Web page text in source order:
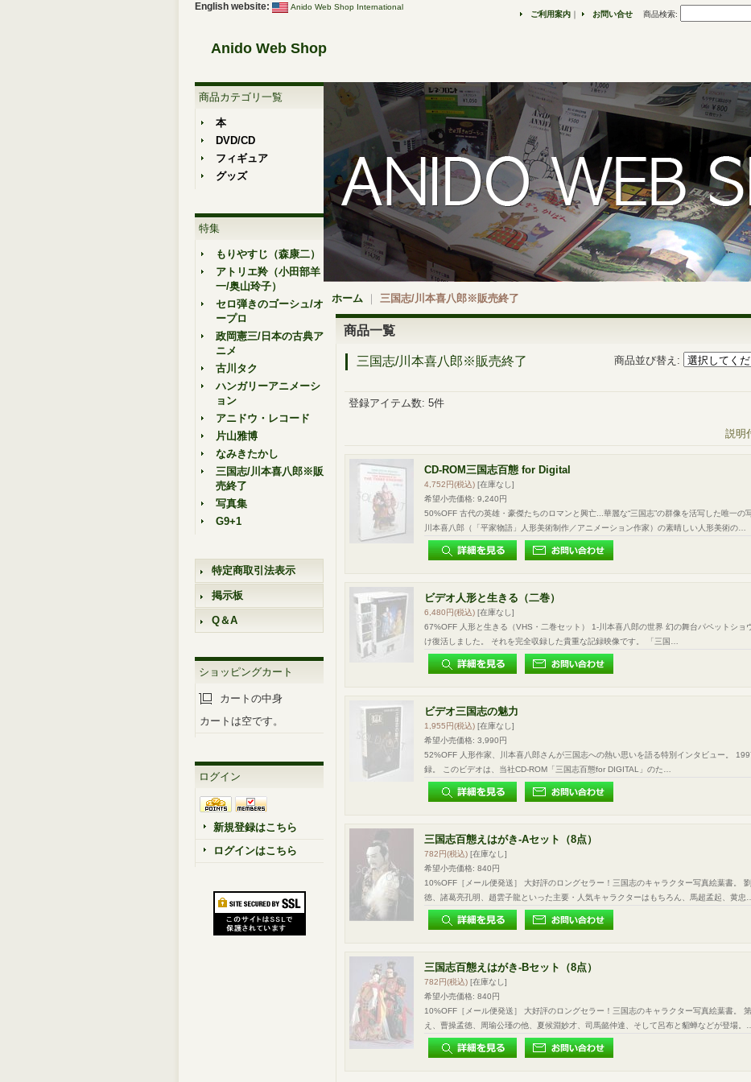
English website: Anido Web Shop International
Anido Web Shop
ご利用案内 ｜ お問い合せ 商品検索:
商品カテゴリ一覧
本
DVD/CD
フィギュア
グッズ
特集
もりやすじ（森康二）
アトリエ羚（小田部羊
一/奥山玲子）
セロ弾きのゴーシュ/オ
ープロ
政岡憲三/日本の古典ア
ニメ
古川タク
ハンガリーアニメーシ
ョン
アニドウ・レコード
片山雅博
なみきたかし
三国志/川本喜八郎※販
売終了
写真集
G9+1
特定商取引法表示
掲示板
Q＆A
ショッピングカート
カートの中身
カートは空です。
ログイン
新規登録はこちら
ログインはこちら
ホーム 三国志/川本喜八郎※販売終了
商品一覧
三国志/川本喜八郎※販売終了 商品並び替え :
登録アイテム数: 5件
説明
CD-ROM三国志百態 for Digital
4,752円(税込) [在庫なし]
希望小売価格: 9,240円
50%OFF 古代の英雄・豪傑たちのロマンと興亡...華麗な“三国志”の群像を活写した唯一の
川本喜八郎（「平家物語」人形美術制作／アニメーション作家）の素晴しい人形美術の…
ビデオ人形と生きる（二巻）
6,480円(税込) [在庫なし]
67%OFF 人形と生きる（VHS・二巻セット） 1-川本喜八郎の世界 幻の舞台パペットショ
け復活しました。 それを完全収録した貴重な記録映像です。 「三国…
ビデオ三国志の魅力
1,955円(税込) [在庫なし]
希望小売価格: 3,990円
52%OFF 人形作家、川本喜八郎さんが三国志への熱い思いを語る特別インタビュー。
録。 このビデオは、当社CD-ROM「三国志百態for DIGITAL」のた…
三国志百態えはがき-Aセット（8点）
782円(税込) [在庫なし]
希望小売価格: 840円
10%OFF［メール便発送］ 大好評のロングセラー！三国志のキャラクター写真絵葉書。
徳、諸葛亮孔明、趙雲子龍といった主要・人気キャラクターはもちろん、馬超孟起、黄忠…
三国志百態えはがき-Bセット（8点）
782円(税込) [在庫なし]
希望小売価格: 840円
10%OFF［メール便発送］ 大好評のロングセラー！三国志のキャラクター写真絵葉書。
え、曹操孟徳、周瑜公瑾の他、夏候淵妙才、司馬懿仲達、そして呂布と貂蝉などが登場。…